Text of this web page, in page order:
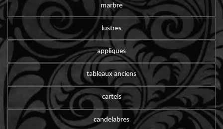
marbre
lustres
appliques
tableaux anciens
cartels
candelabres